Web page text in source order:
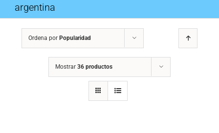
argentina
Ordena por Popularidad
Mostrar 36 productos